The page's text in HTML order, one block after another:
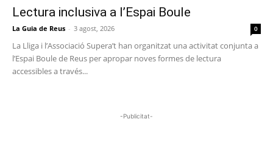
Lectura inclusiva a l’Espai Boule
La Guia de Reus - 3 agost, 2026 0
La Lliga i l’Associació Supera’t han organitzat una activitat conjunta a
l’Espai Boule de Reus per apropar noves formes de lectura
accessibles a través...
-Publicitat-